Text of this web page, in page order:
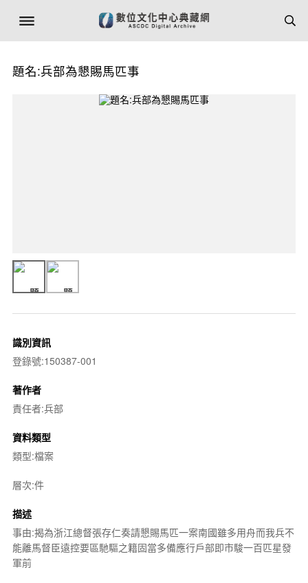
題名:兵部為懇賜馬匹事
識別資訊
登錄號:150387-001
著作者
責任者:兵部
資料類型
類型:檔案
層次:件
描述
事由:揭為浙江總督張存仁奏請懇賜馬匹一案南國雖多用舟而我兵不
能離馬督臣遠控要區馳驅之籍固當多備應行戶部即市駿一百匹星發
軍前